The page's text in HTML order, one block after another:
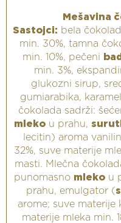
Mešavina
Sastojci: bela
min. 30%, tamna
min. 10%, pečeni
min. 3%,
glukozni sirup,
gumiarabika,
čokolada sadrži:
mleko u prahu,
lecitin) aroma
32%, suve materije
masti. Mlečna
punomasno mlekou
prahu, emulgator (
arome; suve materije
materije mleka min.